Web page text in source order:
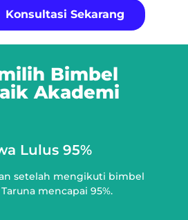
Konsultasi Sekarang
Bimbel
Akademi
Lulus 95%
setelah mengikuti bimbel
mencapai 95%.